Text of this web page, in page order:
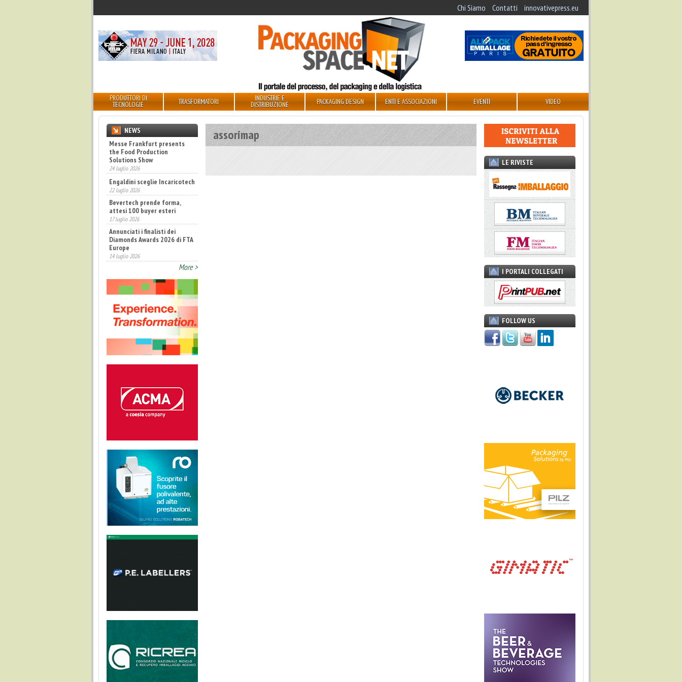
Chi Siamo Contatti innovativepress.eu
PRODUTTORI DI
TECNOLOGIE TRASFORMATORI INDUSTRIE E
DISTRIBUZIONE PACKAGING DESIGN ENTI E ASSOCIAZIONI EVENTI VIDEO
assorimap
NEWS
Messe Frankfurt presents
the Food Production
Solutions Show
24 luglio 2026
Engaldini sceglie Incaricotech
22 luglio 2026
Bevertech prende forma,
attesi 100 buyer esteri
17 luglio 2026
Annunciati i finalisti dei
Diamonds Awards 2026 di FTA
Europe
14 luglio 2026
Fatturato record per
l'industria cosmetica in Italia
10 luglio 2026
More >
LE RIVISTE
I PORTALI COLLEGATI
FOLLOW US